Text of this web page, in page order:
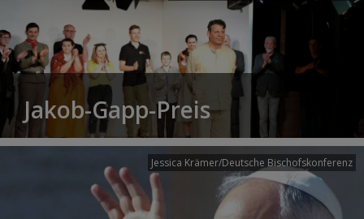
Jakob-Gapp-Preis
Jessica Krämer/Deutsche Bischofskonferenz